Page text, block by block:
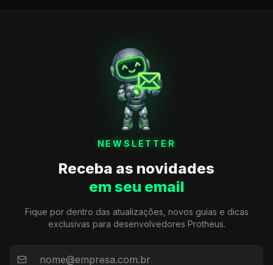
NEWSLETTER
Receba as novidades
em seu email
Fique por dentro das atualizações, novos guias e dicas
exclusivas para desenvolvedores Protheus.